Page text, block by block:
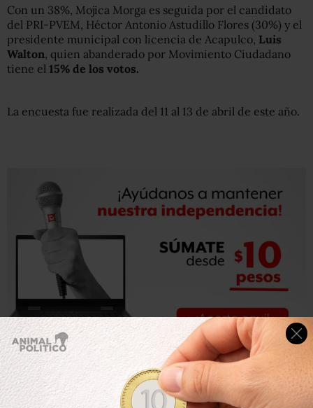
Con un 38%, Mojica Morga es seguida por el candidato
del PRI-PVEM, Héctor Antonio Astudillo Flores (30%) y el
presidente municipal con licencia de Acapulco, Luis
Walton, quien abanderado por Movimiento Ciudadano
tiene el 15% de los votos.
La encuesta fue realizada del 11 al 13 de abril de este año.